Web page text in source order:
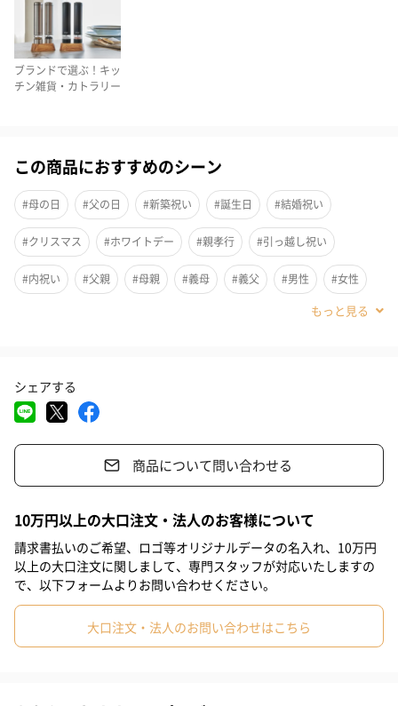
コーヒーと暮らす、をもっとお洒落に、手ごろな５カップ分のコ
操作パネルを上部に配置することで、操作性とデザイン性を両
立。
ステンレスシルバーとブラックの印象的な対比は、どんなインテ
ブランドで選ぶ！キッ
チン雑貨・カトラリー
この商品におすすめのシーン
#母の日 #父の日 #新築祝い #誕生日 #結婚祝い
#クリスマス #ホワイトデー #親孝行 #引っ越し祝い
#内祝い #父親 #母親 #義母 #義父 #男性 #女性
#甥
#親戚男性
#同僚男性
#彼氏 #30代 #40代 #50代 #20代後半
シェアする
商品について問い合わせる
10万円以上の大口注文・法人のお客様について
請求書払いのご希望、ロゴ等オリジナルデータの名入れ、10万円
以上の大口注文に関しまして、専門スタッフが対応いたしますの
で、以下フォームよりお問い合わせください。
大口注文・法人のお問い合わせはこちら